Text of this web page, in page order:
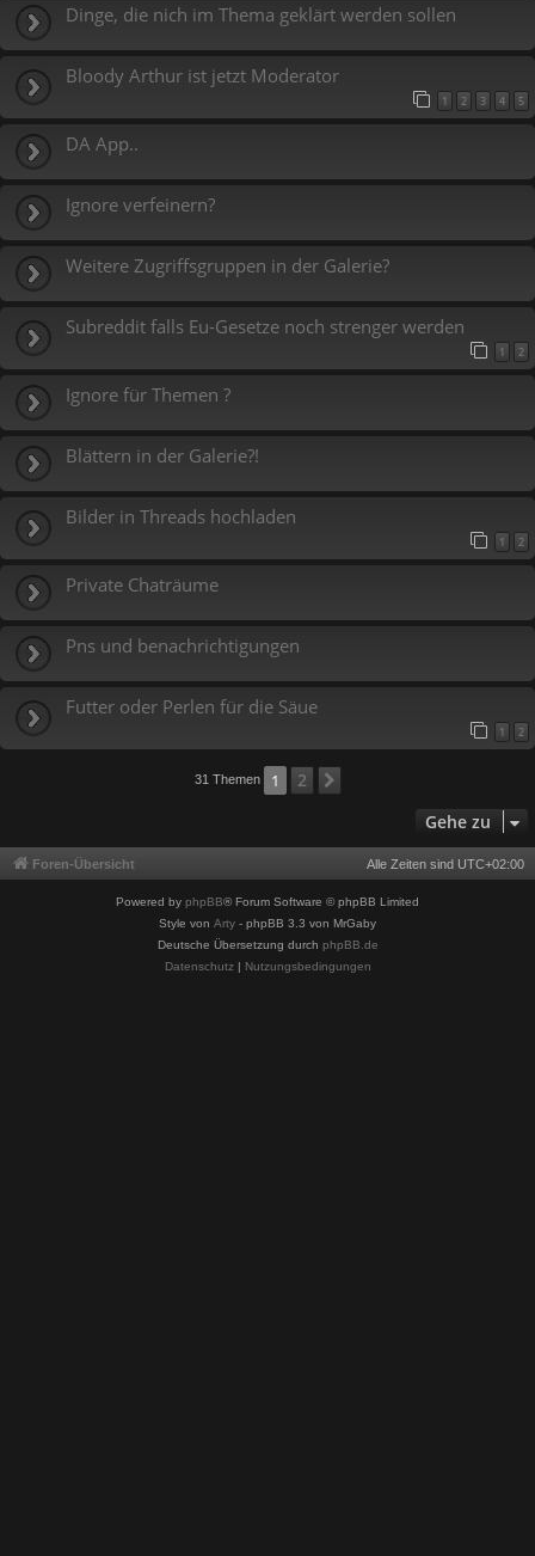
Dinge, die nich im Thema geklärt werden sollen
Bloody Arthur ist jetzt Moderator
1 2 3 4 5
DA App..
Ignore verfeinern?
Weitere Zugriffsgruppen in der Galerie?
Subreddit falls Eu-Gesetze noch strenger werden
1 2
Ignore für Themen ?
Blättern in der Galerie?!
Bilder in Threads hochladen
1 2
Private Chaträume
Pns und benachrichtigungen
Futter oder Perlen für die Säue
1 2
31 Themen 1 2
Gehe zu
Foren-Übersicht Alle Zeiten sind UTC+02:00
Powered by phpBB® Forum Software © phpBB Limited
Style von Arty - phpBB 3.3 von MrGaby
Deutsche Übersetzung durch phpBB.de
Datenschutz| Nutzungsbedingungen